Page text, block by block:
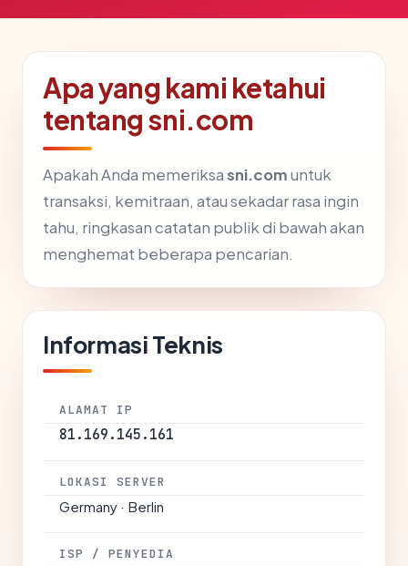
Apa yang kami ketahui
tentang sni.com
Apakah Anda memeriksasni.comuntuk
transaksi, kemitraan, atau sekadar rasa ingin
tahu, ringkasan catatan publik di bawah akan
menghemat beberapa pencarian.
Informasi Teknis
ALAMAT IP
81.169.145.161
LOKASI SERVER
Germany · Berlin
ISP / PENYEDIA